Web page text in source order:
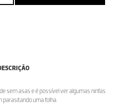
sem asas e é possível ver algumas ninfas
parasitando uma folha.